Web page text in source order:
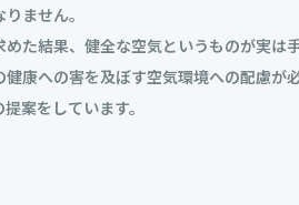
ません。
た結果、健全な空気というものが実は
康への害を及ぼす空気環境への配慮が必
案をしています。